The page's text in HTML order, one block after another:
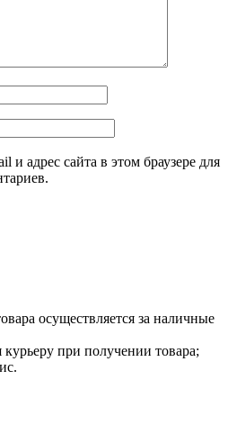
и адрес сайта в этом браузере для
осуществляется за наличные
при получении товара;